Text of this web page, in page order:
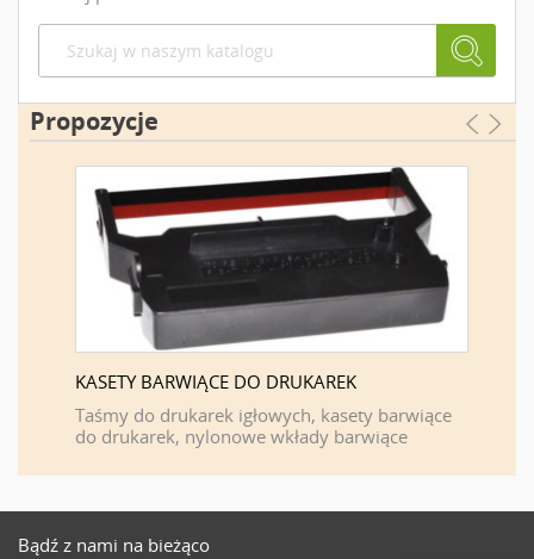
Propozycje
KASETY BARWIĄCE DO DRUKAREK
Taśmy do drukarek igłowych, kasety barwiące
do drukarek, nylonowe wkłady barwiące
Bądź z nami na bieżąco